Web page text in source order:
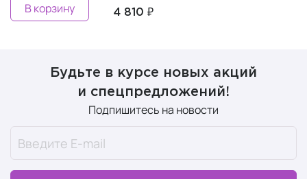
4 810 ₽
В корзину
Будьте в курсе новых акций
и спецпредложений!
Подпишитесь на новости